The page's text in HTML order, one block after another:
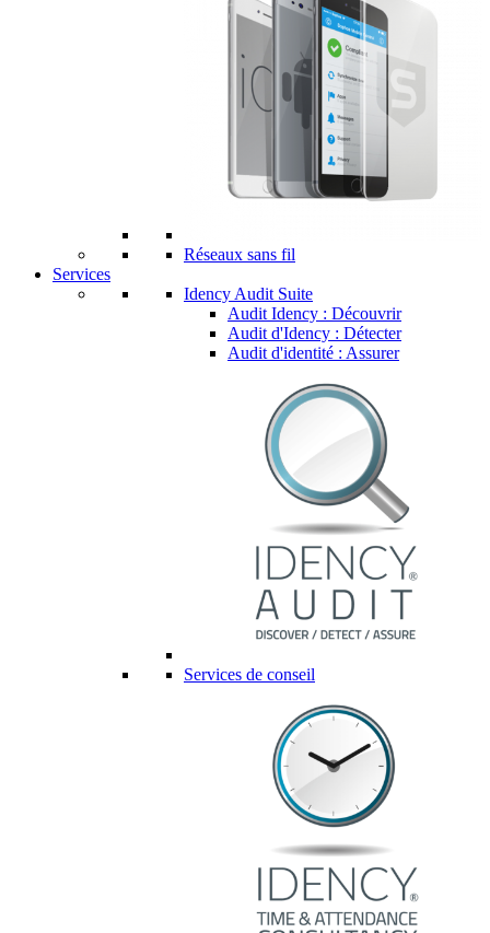
Réseaux sans fil
Services
Idency Audit Suite
Audit Idency : Découvrir
Audit d'Idency : Détecter
Audit d'identité : Assurer
Services de conseil